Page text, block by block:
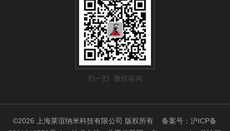
扫一扫 微信咨询
©2026 上海莱谊纳米科技有限公司 版权所有备案号：沪ICP备